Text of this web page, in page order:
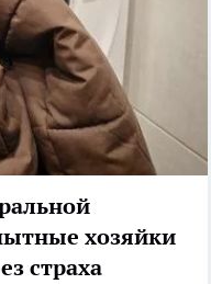
хозяйки
страха